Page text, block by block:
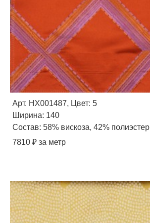
Арт. HX001487, Цвет: 5
Ширина: 140
Состав: 58% вискоза, 42% полиэстер
7810 ₽ за метр